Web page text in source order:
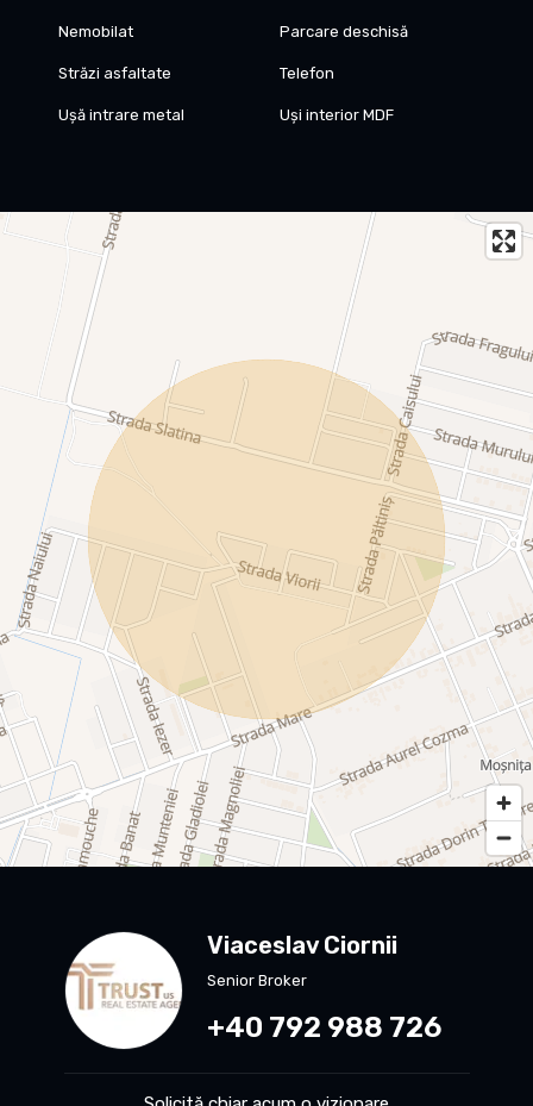
Nemobilat Parcare deschisă
Străzi asfaltate Telefon
Ușă intrare metal Uși interior MDF
Viaceslav Ciornii
Senior Broker
+40 792 988 726